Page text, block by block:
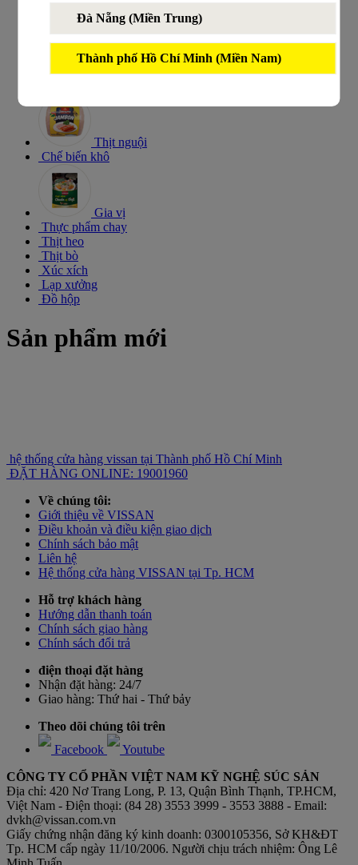
Đà Nẵng (Miền Trung)
Thành phố Hồ Chí Minh (Miền Nam)
Thịt bò
Lạp xưởng
Đồ hộp
Giò các loại
Thịt nguội
Chế biến khô
Gia vị
Thực phẩm chay
Thịt heo
Thịt bò
Xúc xích
Lạp xưởng
Đồ hộp
Sản phẩm mới
hệ thống cửa hàng vissan tại Thành phố Hồ Chí Minh
ĐẶT HÀNG ONLINE: 19001960
Về chúng tôi:
Giới thiệu về VISSAN
Điều khoản và điều kiện giao dịch
Chính sách bảo mật
Liên hệ
Hệ thống cửa hàng VISSAN tại Tp. HCM
Hỗ trợ khách hàng
Hướng dẫn thanh toán
Chính sách giao hàng
Chính sách đổi trả
điện thoại đặt hàng
Nhận đặt hàng: 24/7
Giao hàng: Thứ hai - Thứ bảy
Theo dõi chúng tôi trên
Facebook
Youtube
CÔNG TY CỔ PHẦN VIỆT NAM KỸ NGHỆ SÚC SẢN
Địa chỉ: 420 Nơ Trang Long, P. 13, Quận Bình Thạnh, TP.HCM,
Việt Nam - Điện thoại: (84 28) 3553 3999 - 3553 3888 - Email:
dvkh@vissan.com.vn
Giấy chứng nhận đăng ký kinh doanh: 0300105356, Sở KH&ĐT
Tp. HCM cấp ngày 11/10/2006. Người chịu trách nhiệm: Ông Lê